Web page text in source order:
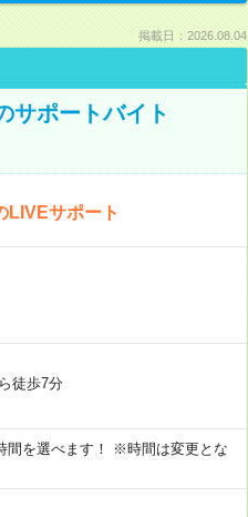
掲載日：2026.08.04
サポートバイト
LIVEサポート
徒歩7分
間を選べます！ ※時間は変更とな